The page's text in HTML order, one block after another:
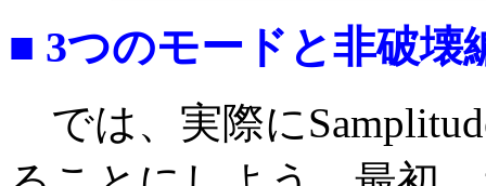
■ 3つのモードと非破壊
では、実際に